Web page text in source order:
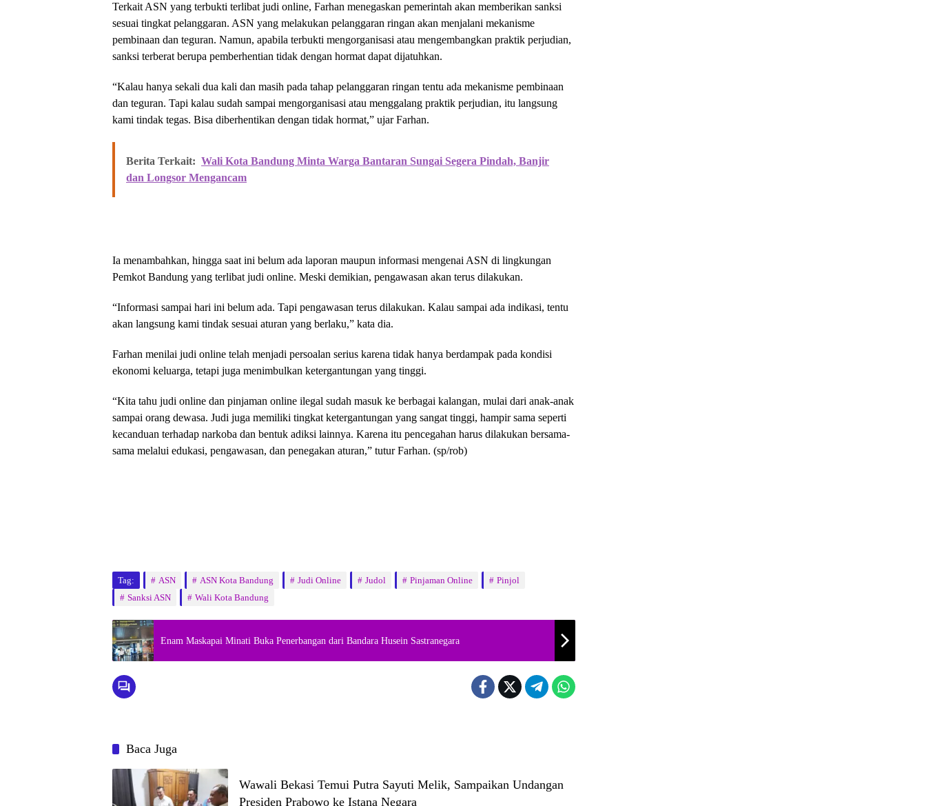
Terkait ASN yang terbukti terlibat judi online, Farhan menegaskan pemerintah akan memberikan sanksi
sesuai tingkat pelanggaran. ASN yang melakukan pelanggaran ringan akan menjalani mekanisme
pembinaan dan teguran. Namun, apabila terbukti mengorganisasi atau mengembangkan praktik perjudian,
sanksi terberat berupa pemberhentian tidak dengan hormat dapat dijatuhkan.
“Kalau hanya sekali dua kali dan masih pada tahap pelanggaran ringan tentu ada mekanisme pembinaan
dan teguran. Tapi kalau sudah sampai mengorganisasi atau menggalang praktik perjudian, itu langsung
kami tindak tegas. Bisa diberhentikan dengan tidak hormat,” ujar Farhan.
Berita Terkait: Wali Kota Bandung Minta Warga Bantaran Sungai Segera Pindah, Banjir
dan Longsor Mengancam
Ia menambahkan, hingga saat ini belum ada laporan maupun informasi mengenai ASN di lingkungan
Pemkot Bandung yang terlibat judi online. Meski demikian, pengawasan akan terus dilakukan.
“Informasi sampai hari ini belum ada. Tapi pengawasan terus dilakukan. Kalau sampai ada indikasi, tentu
akan langsung kami tindak sesuai aturan yang berlaku,” kata dia.
Farhan menilai judi online telah menjadi persoalan serius karena tidak hanya berdampak pada kondisi
ekonomi keluarga, tetapi juga menimbulkan ketergantungan yang tinggi.
“Kita tahu judi online dan pinjaman online ilegal sudah masuk ke berbagai kalangan, mulai dari anak-anak
sampai orang dewasa. Judi juga memiliki tingkat ketergantungan yang sangat tinggi, hampir sama seperti
kecanduan terhadap narkoba dan bentuk adiksi lainnya. Karena itu pencegahan harus dilakukan bersama-
sama melalui edukasi, pengawasan, dan penegakan aturan,” tutur Farhan. (sp/rob)
Tag: ASN ASN Kota Bandung Judi Online Judol Pinjaman Online
Pinjol
Sanksi ASN
Wali Kota Bandung
Enam Maskapai Minati Buka Penerbangan dari Bandara Husein Sastranegara
Baca Juga
Wawali Bekasi Temui Putra Sayuti Melik, Sampaikan Undangan
Presiden Prabowo ke Istana Negara